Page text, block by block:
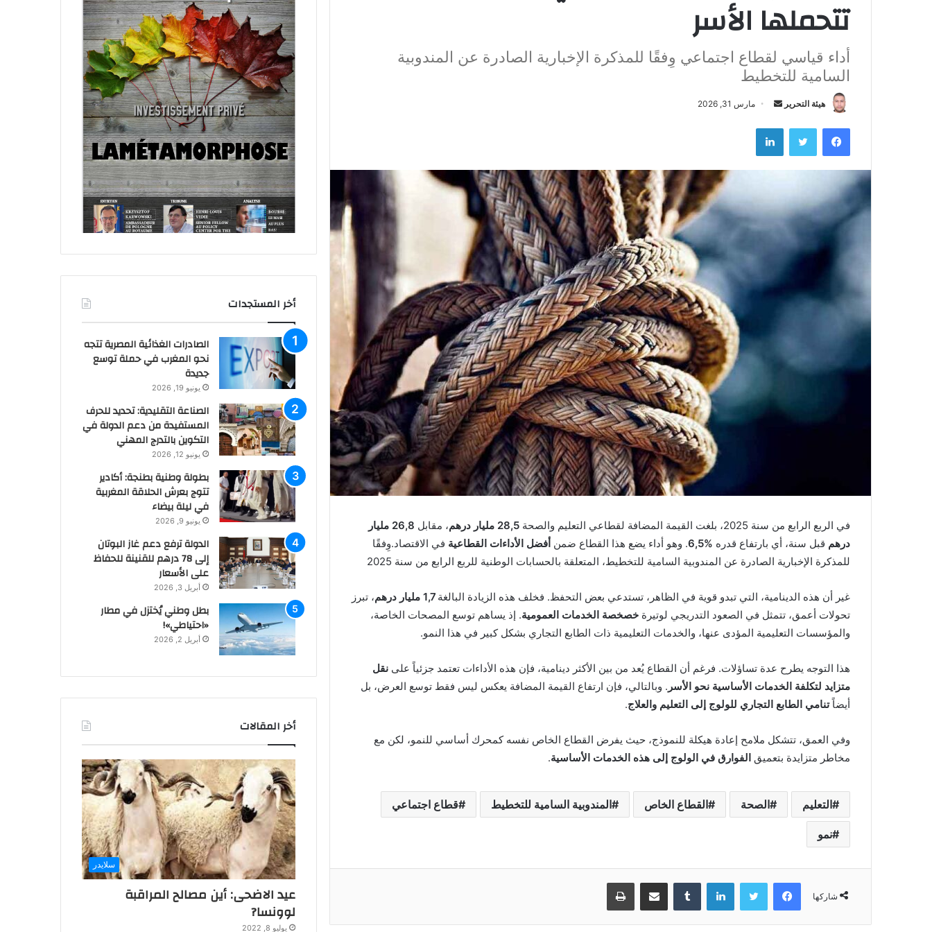
تتحملها الأسر
أداء قياسي لقطاع اجتماعي وِفقًا للمذكرة الإخبارية الصادرة عن المندوبية
السامية للتخطيط
هيئة التحرير
س
ل
ك
مارس 31, 2026
فيسبوك
في الربع الرابع من سنة 2025، بلغت القيمة المضافة لقطاعي التعليم والصحة 28,5 مليار درهم ، مقابل
26,8 مليار
درهم قبل سنة، أي بارتفاع قدره %6,5 . وهو أداء يضع هذا القطاع ضمن أفضل الأداءات القطاعية في الاقتصاد.وِفقًا
للمذكرة الإخبارية الصادرة عن المندوبية السامية للتخطيط، المتعلقة بالحسابات الوطنية للربع الرابع من سنة 2025
غير أن هذه الدينامية، التي تبدو قوية في الظاهر، تستدعي بعض التحفظ. فخلف هذه الزيادة البالغة1,7 مليار درهم
، تبرز
تحولات أعمق، تتمثل في الصعود التدريجي لوتيرة خصخصة الخدمات العمومية. إذ يساهم توسع المصحات الخاصة،
والمؤسسات التعليمية المؤدى عنها، والخدمات التعليمية ذات الطابع التجاري بشكل كبير في هذا النمو.
هذا التوجه يطرح عدة تساؤلات. فرغم أن القطاع يُعد من بين الأكثر دينامية، فإن هذه الأداءات تعتمد جزئياً على نقل
متزايد لتكلفة الخدمات الأساسية نحو الأسر . وبالتالي، فإن ارتفاع القيمة المضافة يعكس ليس فقط توسع العرض، بل
أيضاًتنامي الطابع التجاري للولوج إلى التعليم والعلاج.
وفي العمق، تتشكل ملامح إعادة هيكلة للنموذج، حيث يفرض القطاع الخاص نفسه كمحرك أساسي للنمو، لكن مع
مخاطر متزايدة بتعميق الفوارق في الولوج إلى هذه الخدمات الأساسية.
التعليم الصحة القطاع الخاص المندوبية السامية للتخطيط قطاع اجتماعي
نمو
شاركها
فيسبوك لينكدإن
بطل وطني يُختزل في مطار «احتياطي»!
الجمارك: تنظيف شامل في قائمة
المعشرين المعتمدين
والرباط بأربع رحلات أسبوعية
أخر المستجدات
الصادرات الغذائية المصرية تتجه
نحو المغرب في حملة توسع
جديدة
يونيو 19, 2026
الصناعة التقليدية: تحديد للحرف
المستفيدة من دعم الدولة في
التكوين بالتدرج المهني
يونيو 12, 2026
بطولة وطنية بطنجة: أكادير
تتوج بعرش الحلاقة المغربية
في ليلة بيضاء
يونيو 9, 2026
الدولة ترفع دعم غاز البوتان
إلى 78 درهم للقنينة للحفاظ
على الأسعار
أبريل 3, 2026
بطل وطني يُختزل في مطار
«احتياطي»!
أبريل 2, 2026
أخر المقالات
سلايدر
عيد الاضحى: أين مصالح المراقبة
لوونسا?
يوليو 8, 2022